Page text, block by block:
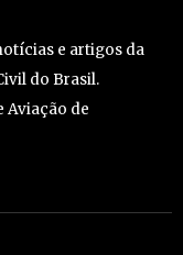
e artigos da
do Brasil.
Aviação de